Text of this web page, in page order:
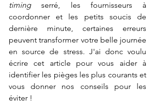
timing serré, les fournisseurs à
coordonner et les petits soucis de
dernière minute, certaines erreurs
peuvent transformer votre belle journée
en source de stress. J'ai donc voulu
écrire cet article pour vous aider à
identifier les pièges les plus courants et
vous donner nos conseils pour les
éviter !